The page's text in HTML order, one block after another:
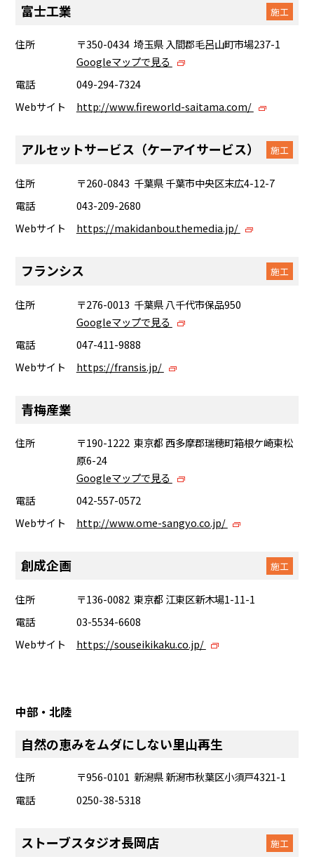
富士工業 施工
住所
〒350-0434 埼玉県 入間郡毛呂山町市場237-1
Googleマップで見る
電話
049-294-7324
Webサイト
http://www.fireworld-saitama.com/
アルセットサービス（ケーアイサービス） 施工
住所
〒260-0843 千葉県 千葉市中央区末広4-12-7
電話
043-209-2680
Webサイト
https://makidanbou.themedia.jp/
フランシス 施工
住所
〒276-0013 千葉県 八千代市保品950
Googleマップで見る
電話
047-411-9888
Webサイト
https://fransis.jp/
青梅産業
住所
〒190-1222 東京都 西多摩郡瑞穂町箱根ケ崎東松
原6-24
Googleマップで見る
電話
042-557-0572
Webサイト
http://www.ome-sangyo.co.jp/
創成企画 施工
住所
〒136-0082 東京都 江東区新木場1-11-1
電話
03-5534-6608
Webサイト
https://souseikikaku.co.jp/
中部・北陸
自然の恵みをムダにしない里山再生
住所
〒956-0101 新潟県 新潟市秋葉区小須戸4321-1
電話
0250-38-5318
ストーブスタジオ長岡店 施工